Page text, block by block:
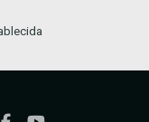
7 días a la